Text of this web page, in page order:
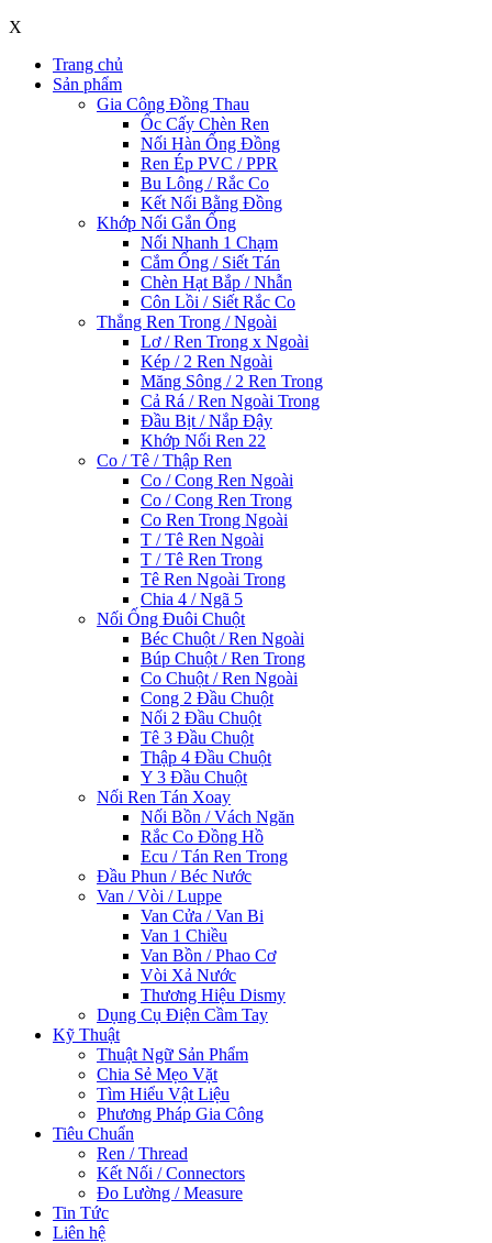
X
Trang chủ
Sản phẩm
Gia Công Đồng Thau
Ốc Cấy Chèn Ren
Nối Hàn Ống Đồng
Ren Ép PVC / PPR
Bu Lông / Rắc Co
Kết Nối Bằng Đồng
Khớp Nối Gắn Ống
Nối Nhanh 1 Chạm
Cắm Ống / Siết Tán
Chèn Hạt Bắp / Nhẫn
Côn Lồi / Siết Rắc Co
Thẳng Ren Trong / Ngoài
Lơ / Ren Trong x Ngoài
Kép / 2 Ren Ngoài
Măng Sông / 2 Ren Trong
Cả Rá / Ren Ngoài Trong
Đầu Bịt / Nắp Đậy
Khớp Nối Ren 22
Co / Tê / Thập Ren
Co / Cong Ren Ngoài
Co / Cong Ren Trong
Co Ren Trong Ngoài
T / Tê Ren Ngoài
T / Tê Ren Trong
Tê Ren Ngoài Trong
Chia 4 / Ngã 5
Nối Ống Đuôi Chuột
Béc Chuột / Ren Ngoài
Búp Chuột / Ren Trong
Co Chuột / Ren Ngoài
Cong 2 Đầu Chuột
Nối 2 Đầu Chuột
Tê 3 Đầu Chuột
Thập 4 Đầu Chuột
Y 3 Đầu Chuột
Nối Ren Tán Xoay
Nối Bồn / Vách Ngăn
Rắc Co Đồng Hồ
Ecu / Tán Ren Trong
Đầu Phun / Béc Nước
Van / Vòi / Luppe
Van Cửa / Van Bi
Van 1 Chiều
Van Bồn / Phao Cơ
Vòi Xả Nước
Thương Hiệu Dismy
Dụng Cụ Điện Cầm Tay
Kỹ Thuật
Thuật Ngữ Sản Phẩm
Chia Sẻ Mẹo Vặt
Tìm Hiểu Vật Liệu
Phương Pháp Gia Công
Tiêu Chuẩn
Ren / Thread
Kết Nối / Connectors
Đo Lường / Measure
Tin Tức
Liên hệ